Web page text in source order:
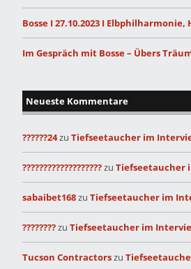
Bosse I 27.10.2023 I Elbphilharmonie,
Im Gespräch mit Bosse – Übers
Neueste Kommentare
??????24zu Tiefseetaucher im
???????????????????zu Tiefseetaucher
sabaibet168zu Tiefseetaucher im
????????zu Tiefseetaucher im
Tucson Contractorszu